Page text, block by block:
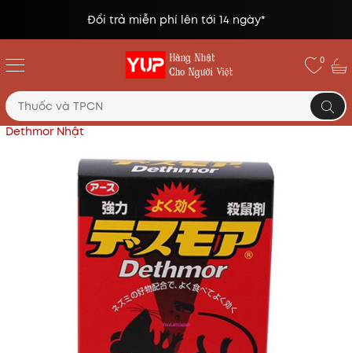
Đổi trả miễn phí lên tới 14 ngày*
0
Trang chủ Sản phẩm khác
Thuốc diệt chuột
Dethmor Nhật